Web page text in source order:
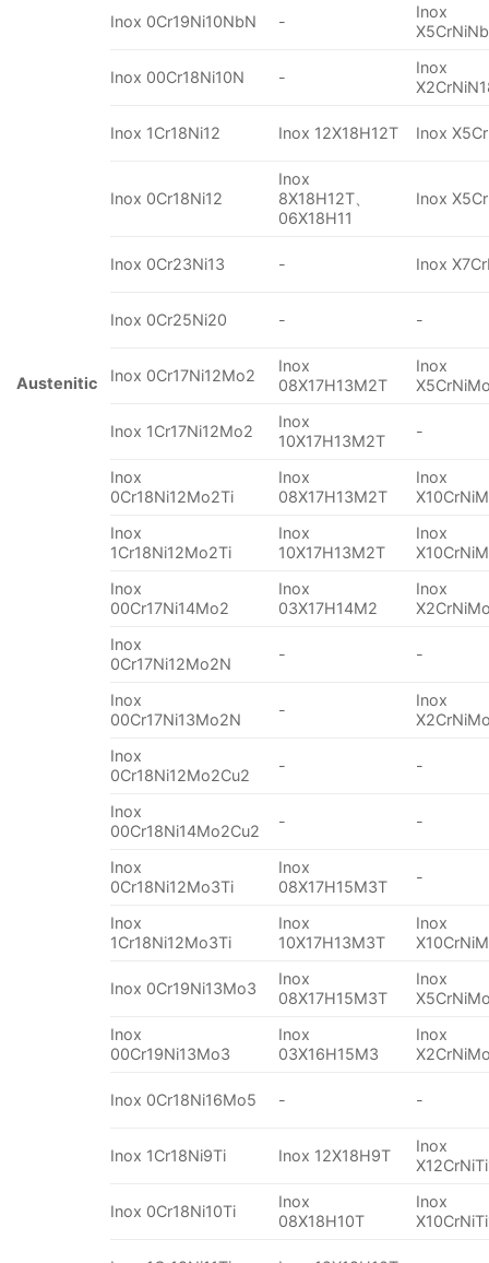
Austenitic
Inox 0Cr19Ni10NbN -
Inox
Inox 00Cr18Ni10N -
Inox
Inox 1Cr18Ni12 Inox 12X18H12T Inox
Inox 0Cr18Ni12
Inox
8X18H12T、
06X18H11
Inox
Inox 0Cr23Ni13 - Inox
Inox 0Cr25Ni20 - -
Inox 0Cr17Ni12Mo2
Inox
08X17H13M2T
Inox
Inox 1Cr17Ni12Mo2
Inox
10X17H13M2T
-
Inox
0Cr18Ni12Mo2Ti
Inox
08X17H13M2T
Inox
Inox
1Cr18Ni12Mo2Ti
Inox
10X17H13M2T
Inox
Inox
00Cr17Ni14Mo2
Inox
03X17H14M2
Inox
Inox
0Cr17Ni12Mo2N
- -
Inox
00Cr17Ni13Mo2N
-
Inox
Inox
0Cr18Ni12Mo2Cu2
- -
Inox
00Cr18Ni14Mo2Cu2
- -
Inox
0Cr18Ni12Mo3Ti
Inox
08X17H15M3T
-
Inox
1Cr18Ni12Mo3Ti
Inox
10X17H13M3T
Inox
Inox 0Cr19Ni13Mo3
Inox
08X17H15M3T
Inox
Inox
00Cr19Ni13Mo3
Inox
03X16H15M3
Inox
Inox 0Cr18Ni16Mo5 - -
Inox 1Cr18Ni9Ti Inox 12X18H9T
Inox
Inox 0Cr18Ni10Ti
Inox
08X18H10T
Inox